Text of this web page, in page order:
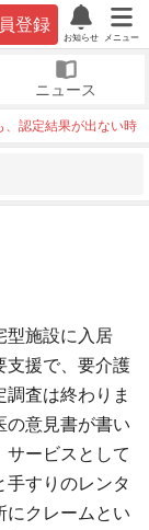
登録
お知らせ メニュー
ニュース
、認定結果が出ない時
型施設に入居
支援で、要介護
査は終わりま
の意見書が書い
サービスとして
手すりのレンタ
にクレームとい